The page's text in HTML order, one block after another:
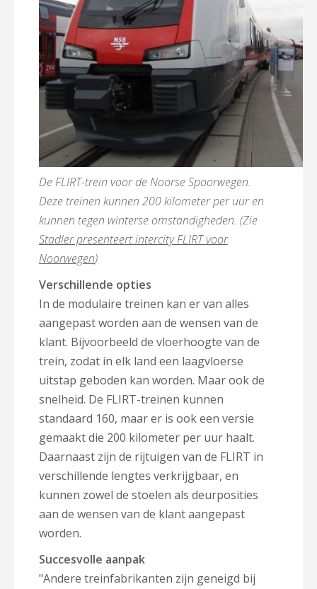
De FLIRT-trein voor de Noorse Spoorwegen.
Deze treinen kunnen 200 kilometer per uur en
kunnen tegen winterse omstandigheden. (Zie
Stadler presenteert intercity FLIRT voor
Noorwegen)
Verschillende opties
In de modulaire treinen kan er van alles
aangepast worden aan de wensen van de
klant. Bijvoorbeeld de vloerhoogte van de
trein, zodat in elk land een laagvloerse
uitstap geboden kan worden. Maar ook de
snelheid. De FLIRT-treinen kunnen
standaard 160, maar er is ook een versie
gemaakt die 200 kilometer per uur haalt.
Daarnaast zijn de rijtuigen van de FLIRT in
verschillende lengtes verkrijgbaar, en
kunnen zowel de stoelen als deurposities
aan de wensen van de klant aangepast
worden.
Succesvolle aanpak
"Andere treinfabrikanten zijn geneigd bij